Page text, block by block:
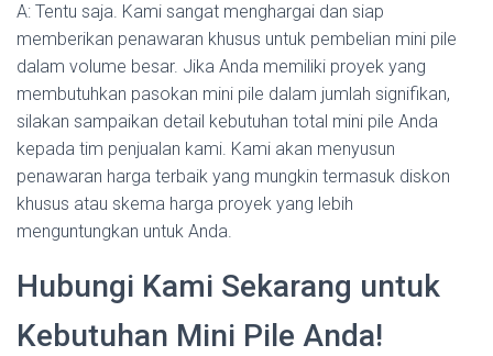
A: Tentu saja. Kami sangat menghargai dan siap
memberikan penawaran khusus untuk pembelian mini pile
dalam volume besar. Jika Anda memiliki proyek yang
membutuhkan pasokan mini pile dalam jumlah signifikan,
silakan sampaikan detail kebutuhan total mini pile Anda
kepada tim penjualan kami. Kami akan menyusun
penawaran harga terbaik yang mungkin termasuk diskon
khusus atau skema harga proyek yang lebih
menguntungkan untuk Anda.
Hubungi Kami Sekarang untuk
Kebutuhan Mini Pile Anda!